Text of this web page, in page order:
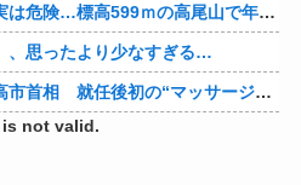
間100件超の遭難事故を起こしている張本人「中高年の転倒事故」
、思ったより少なすぎる…
てるアピ？」とSNSでは一部から冷ややかな声…被災地視察“PV動画”から続く不信
is not valid.